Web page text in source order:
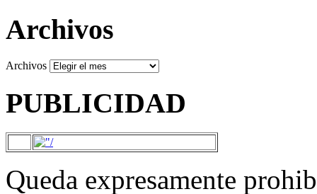
Archivos
Archivos
PUBLICIDAD
Queda expresamente